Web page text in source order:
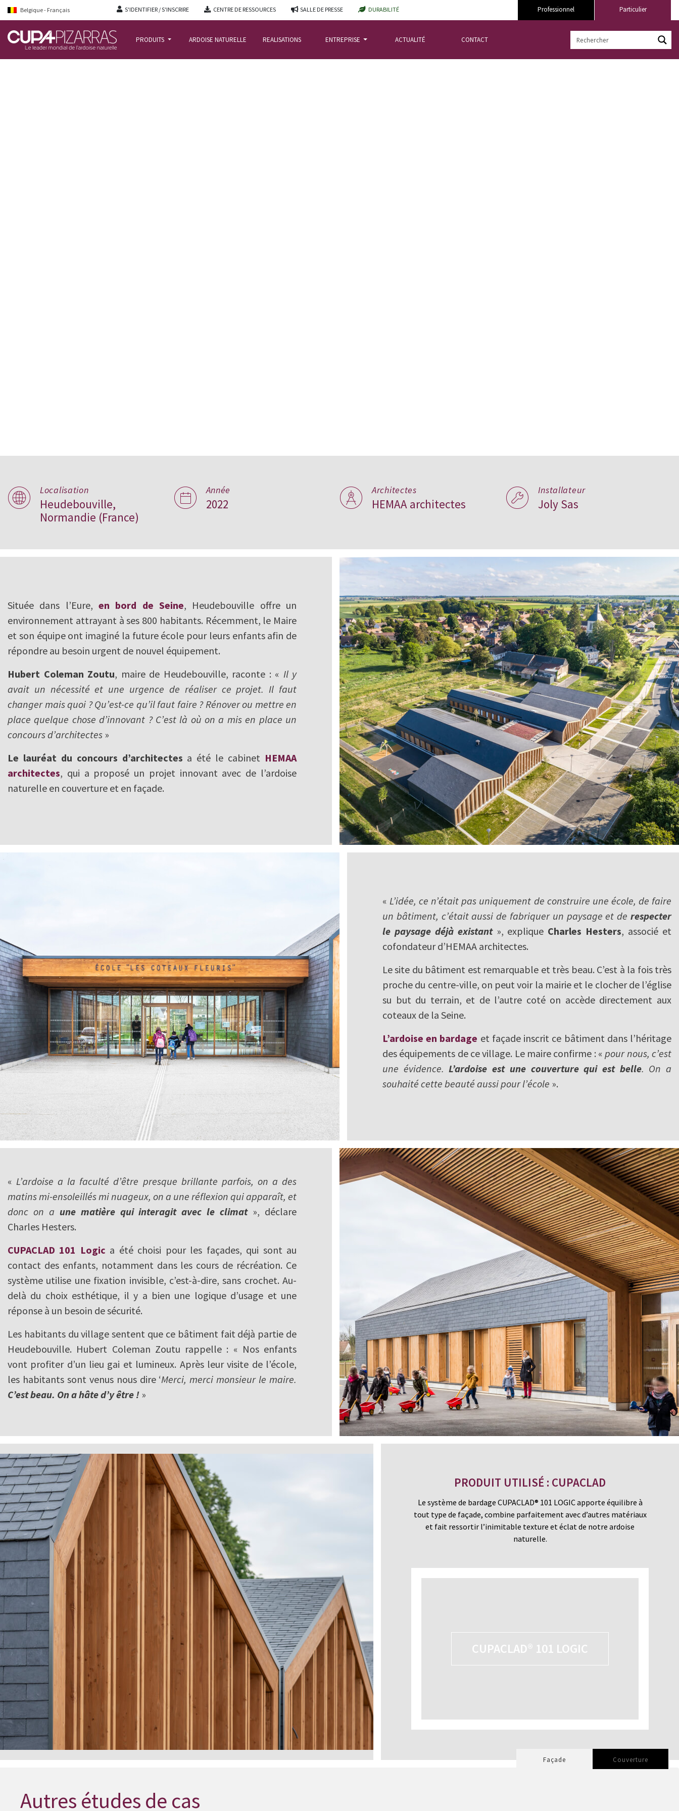
Belgique - Français S'IDENTIFIER / S'INSCRIRE CENTRE DE RESSOURCES SALLE DE PRESSE DURABILITÉ Particulier
Professionnel
PRODUITS ARDOISE NATURELLE REALISATIONS ENTREPRISE ACTUALITÉ CONTACT
Les Coteaux Fleuris :
Groupe Scolaire
Localisation
Heudebouville,
Normandie (France)
Année
2022
Architectes
HEMAA architectes
Installateur
Joly Sas
Située dans l’Eure, en bord de Seine, Heudebouville offre un
environnement attrayant à ses 800 habitants. Récemment, le Maire
et son équipe ont imaginé la future école pour leurs enfants afin de
répondre au besoin urgent de nouvel équipement.
Hubert Coleman Zoutu, maire de Heudebouville, raconte : « Il y
avait un nécessité et une urgence de réaliser ce projet. Il faut
changer mais quoi ? Qu’est-ce qu’il faut faire ? Rénover ou mettre en
place quelque chose d’innovant ? C’est là où on a mis en place un
concours d’architectes »
Le lauréat du concours d’architectes a été le cabinet HEMAA
architectes, qui a proposé un projet innovant avec de l’ardoise
naturelle en couverture et en façade.
«L’idée, ce n’était pas uniquement de construire une école, de faire
un bâtiment, c’était aussi de fabriquer un paysage et de respecter
le paysage déjà existant », explique Charles Hesters, associé et
cofondateur d’HEMAA architectes.
Le site du bâtiment est remarquable et très beau. C’est à la fois très
proche du centre-ville, on peut voir la mairie et le clocher de l’église
su but du terrain, et de l’autre coté on accède directement aux
coteaux de la Seine.
L’ardoise en bardage et façade inscrit ce bâtiment dans l’héritage
des équipements de ce village. Le maire confirme : «pour nous, c’est
une évidence.L’ardoise est une couverture qui est belle. On a
souhaité cette beauté aussi pour l’école ».
«L’ardoise a la faculté d’être presque brillante parfois, on a des
matins mi-ensoleillés mi nuageux, on a une réflexion qui apparaît, et
donc on a une matière qui interagit avec le climat», déclare
Charles Hesters.
CUPACLAD 101 Logic a été choisi pour les façades, qui sont au
contact des enfants, notamment dans les cours de récréation. Ce
système utilise une fixation invisible, c’est-à-dire, sans crochet. Au-
delà du choix esthétique, il y a bien une logique d’usage et une
réponse à un besoin de sécurité.
Les habitants du village sentent que ce bâtiment fait déjà partie de
Heudebouville. Hubert Coleman Zoutu rappelle : « Nos enfants
vont profiter d’un lieu gai et lumineux. Après leur visite de l’école,
les habitants sont venus nous dire ‘Merci, merci monsieur le maire.
C’est beau. On a hâte d’y être ! »
PRODUIT UTILISÉ : CUPACLAD
Le système de bardage CUPACLAD® 101 LOGIC apporte équilibre à
tout type de façade, combine parfaitement avec d’autres matériaux
et fait ressortir l’inimitable texture et éclat de notre ardoise
naturelle.
CUPACLAD® 101 LOGIC
Façade Couverture
Autres études de cas